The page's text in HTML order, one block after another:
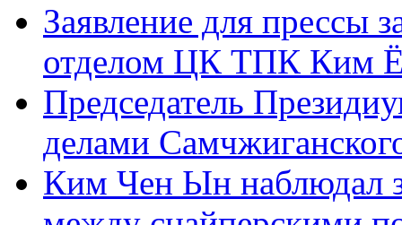
Заявление для прессы
отделом ЦК ТПК Ким
Председатель
делами
Ким Чен Ын наблюдал